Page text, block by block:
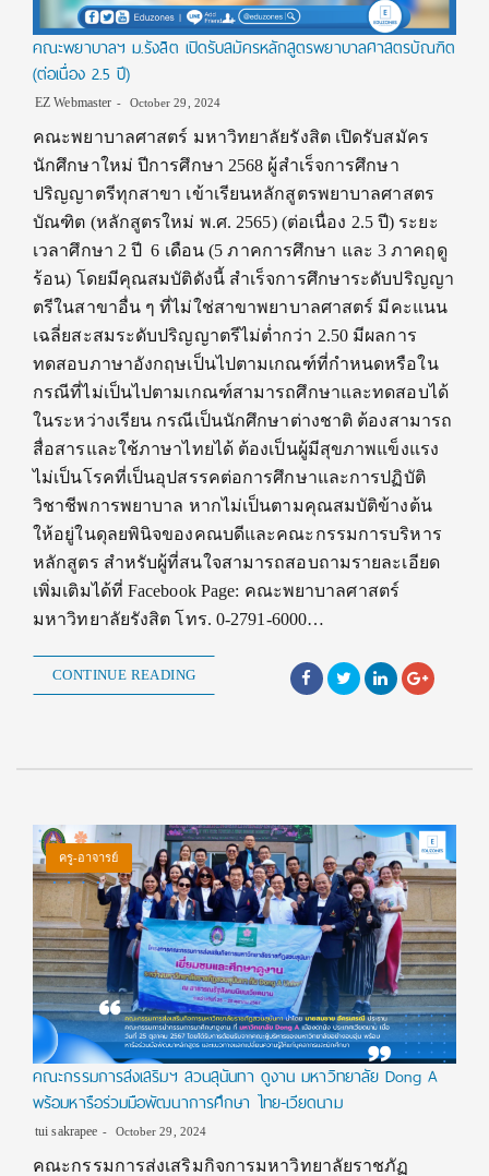
คณะพยาบาลฯ ม.รังสิต เปิดรับสมัครหลักสูตรพยาบาลศาสตรบัณฑิต
(ต่อเนื่อง 2.5 ปี)
EZ Webmaster October 29, 2024
คณะพยาบาลศาสตร์ มหาวิทยาลัยรังสิต เปิดรับสมัคร
นักศึกษาใหม่ ปีการศึกษา 2568 ผู้สำเร็จการศึกษา
ปริญญาตรีทุกสาขา เข้าเรียนหลักสูตรพยาบาลศาสตร
บัณฑิต (หลักสูตรใหม่ พ.ศ. 2565) (ต่อเนื่อง 2.5 ปี) ระยะ
เวลาศึกษา 2 ปี 6 เดือน (5 ภาคการศึกษา และ 3 ภาคฤดู
ร้อน) โดยมีคุณสมบัติดังนี้ สำเร็จการศึกษาระดับปริญญา
ตรีในสาขาอื่น ๆ ที่ไม่ใช่สาขาพยาบาลศาสตร์ มีคะแนน
เฉลี่ยสะสมระดับปริญญาตรีไม่ต่ำกว่า 2.50 มีผลการ
ทดสอบภาษาอังกฤษเป็นไปตามเกณฑ์ที่กำหนดหรือใน
กรณีที่ไม่เป็นไปตามเกณฑ์สามารถศึกษาและทดสอบได้
ในระหว่างเรียน กรณีเป็นนักศึกษาต่างชาติ ต้องสามารถ
สื่อสารและใช้ภาษาไทยได้ ต้องเป็นผู้มีสุขภาพแข็งแรง
ไม่เป็นโรคที่เป็นอุปสรรคต่อการศึกษาและการปฏิบัติ
วิชาชีพการพยาบาล หากไม่เป็นตามคุณสมบัติข้างต้น
ให้อยู่ในดุลยพินิจของคณบดีและคณะกรรมการบริหาร
หลักสูตร สำหรับผู้ที่สนใจสามารถสอบถามรายละเอียด
เพิ่มเติมได้ที่ Facebook Page: คณะพยาบาลศาสตร์
มหาวิทยาลัยรังสิต โทร. 0-2791-6000…
CONTINUE READING
ครู-อาจารย์
คณะกรรมการส่งเสริมฯ สวนสุนันทา ดูงาน มหาวิทยาลัย Dong A
พร้อมหารือร่วมมือพัฒนาการศึกษา ไทย-เวียดนาม
tui sakrapee October 29, 2024
คณะกรรมการส่งเสริมกิจการมหาวิทยาลัยราชภัฏ